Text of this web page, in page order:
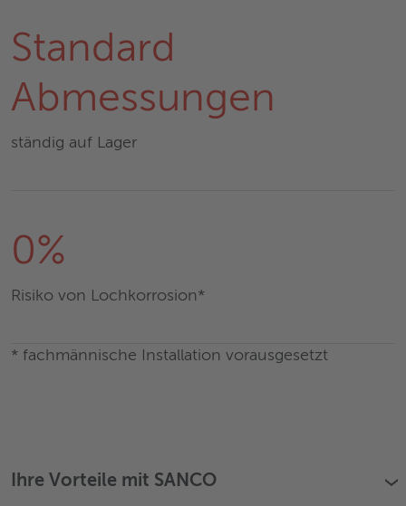
Standard
Abmessungen
ständig auf Lager
0%
Risiko von Lochkorrosion*
* fachmännische Installation vorausgesetzt
Ihre Vorteile mit SANCO ›